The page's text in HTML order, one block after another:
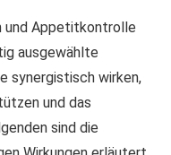
und Appetitkontrolle
ausgewählte
synergistisch wirken,
und das
sind die